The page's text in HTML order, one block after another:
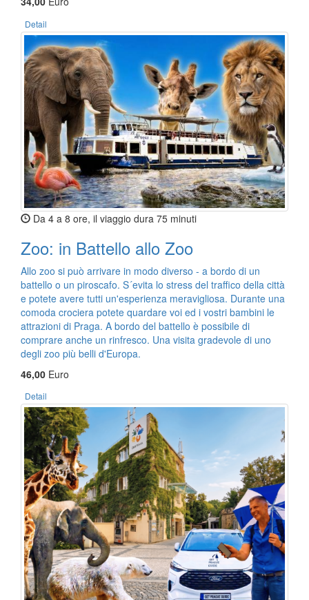
Detail
Da 4 a 8 ore, il viaggio dura 75 minuti
Zoo: in Battello allo Zoo
Allo zoo si può arrivare in modo diverso - a bordo di un
battello o un piroscafo. S´evita lo stress del traffico della città
e potete avere tutti un'esperienza meravigliosa. Durante una
comoda crociera potete quardare voi ed i vostri bambini le
attrazioni di Praga. A bordo del battello è possibile di
comprare anche un rinfresco. Una visita gradevole di uno
degli zoo più belli d'Europa.
46,00 Euro
Detail